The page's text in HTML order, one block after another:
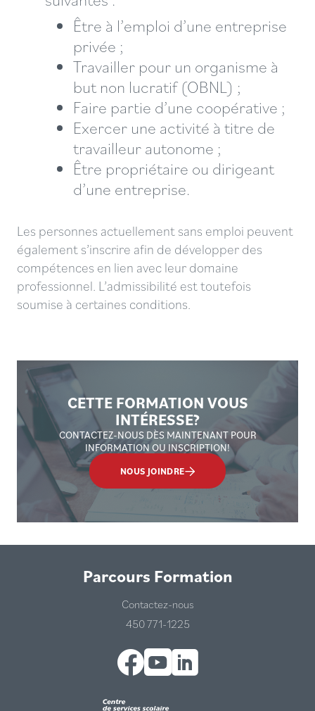
Être à l’emploi d’une entreprise
privée ;
Travailler pour un organisme à
but non lucratif (OBNL) ;
Faire partie d’une coopérative ;
Exercer une activité à titre de
travailleur autonome ;
Être propriétaire ou dirigeant
d’une entreprise.
Les personnes actuellement sans emploi peuvent
également s’inscrire afin de développer des
compétences en lien avec leur domaine
professionnel. L’admissibilité est toutefois
soumise à certaines conditions.
CETTE FORMATION VOUS
INTÉRESSE?
CONTACTEZ-NOUS DÈS MAINTENANT POUR
INFORMATION OU INSCRIPTION!
NOUS JOINDRE
Parcours Formation
Contactez-nous
450 771-1225
Facebook
YouTube
LinkedIn